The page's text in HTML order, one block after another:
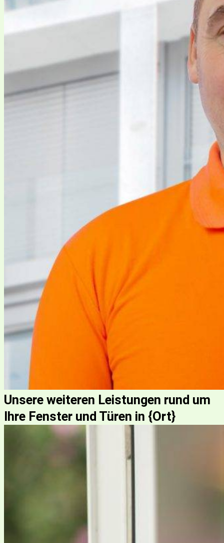
Unsere weiteren Leistungen rund um
Ihre Fenster und Türen in {Ort}